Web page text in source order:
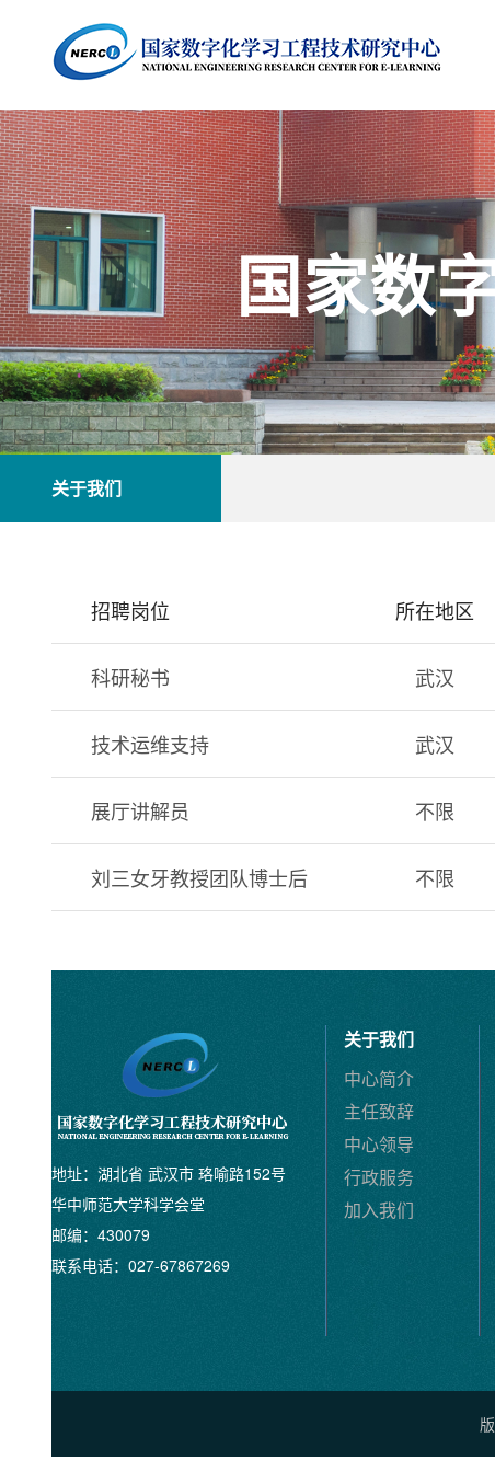
国家数
关于我们
招聘岗位 所在地区
科研秘书 武汉
技术运维支持 武汉
展厅讲解员 不限
刘三女牙教授团队博士后 不限
地址：湖北省 武汉市 珞喻路152号
华中师范大学科学会堂
邮编：430079
联系电话：027-67867269
关于我们
中心简介
主任致辞
中心领导
行政服务
加入我们